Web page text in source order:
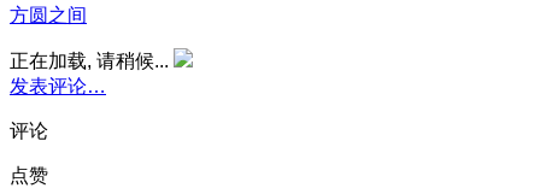
方圆之间
正在加载, 请稍候...
发表评论…
评论
点赞